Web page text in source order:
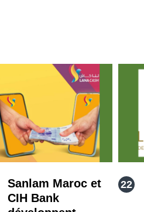
Sanlam Maroc et
CIH Bank